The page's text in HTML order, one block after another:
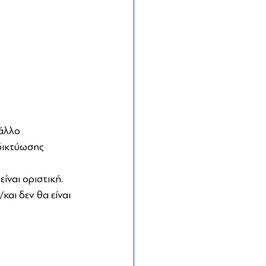
οριστική.
δεν θα είναι